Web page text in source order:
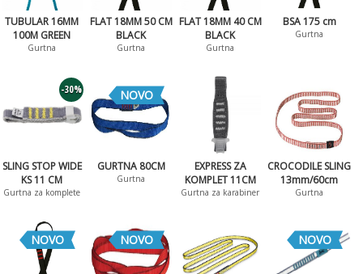
TUBULAR 16MM
100M GREEN
Gurtna
FLAT 18MM 50 CM
BLACK
Gurtna
FLAT 18MM 40 CM
BLACK
Gurtna
BSA 175 cm
Gurtna
-30%
SLING STOP WIDE
KS 11 CM
Gurtna za komplete
NOVO
GURTNA 80CM
Gurtna
EXPRESS ZA
KOMPLET 11CM
Gurtna za karabiner
CROCODILE SLING
13mm/60cm
Gurtna
NOVO NOVO NOVO